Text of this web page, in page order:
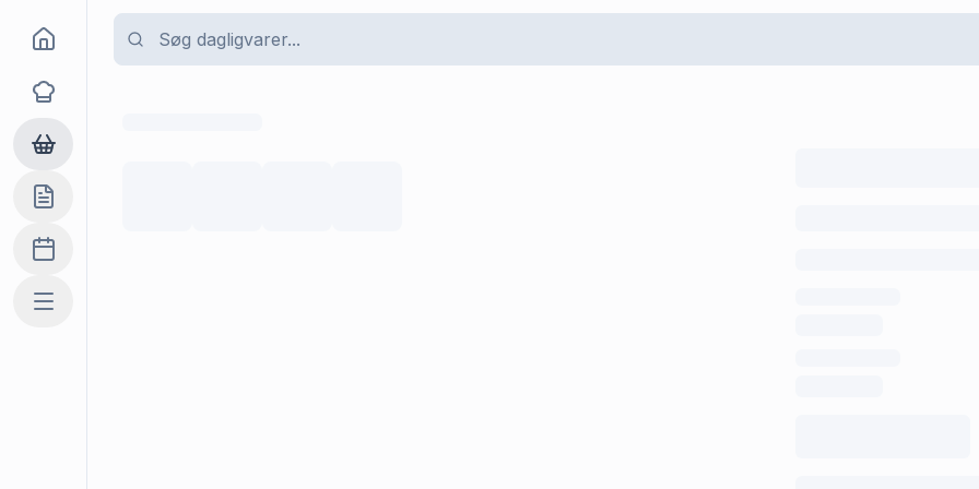
Goma
Opskrifter
Dagligvarer
Indkøbslisten
Madplan
Mere